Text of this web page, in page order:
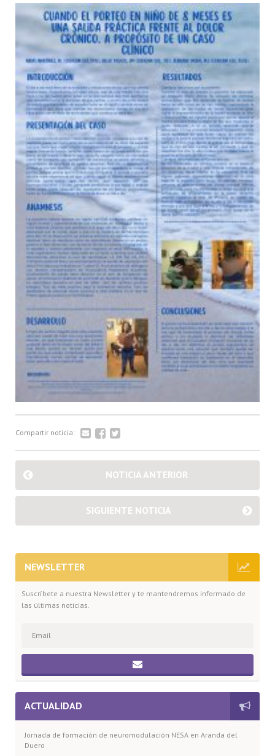
Compartir noticia:
NOTICIA ANTERIOR
SIGUIENTE NOTICIA
NEWSLETTER
Suscríbete a nuestra Newsletter y te mantendremos informado de
las últimas noticias.
ACTUALIDAD
Jornada de formación de neuromodulación NESA en Aranda del
Duero